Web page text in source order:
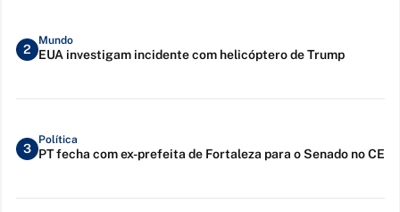
2
Mundo
EUA investigam incidente com helicóptero de Trump
3
Política
PT fecha com ex-prefeita de Fortaleza para o Senado no CE